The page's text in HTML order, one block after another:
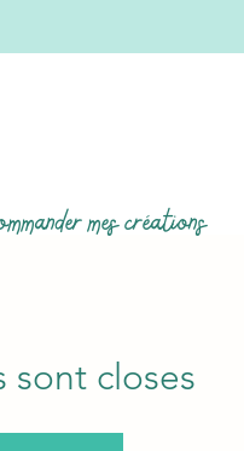
mes créations
sont closes